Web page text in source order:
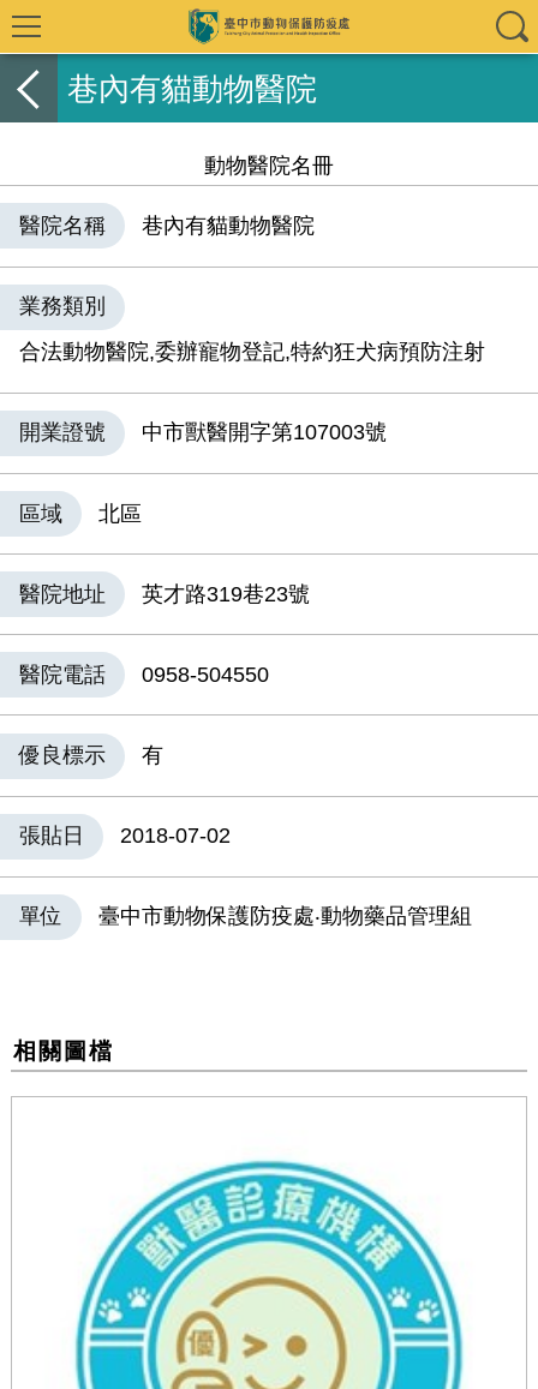
巷內有貓動物醫院
動物醫院名冊
醫院名稱 巷內有貓動物醫院
業務類別
合法動物醫院,委辦寵物登記,特約狂犬病預防注射
開業證號 中市獸醫開字第107003號
區域 北區
醫院地址 英才路319巷23號
醫院電話 0958-504550
優良標示 有
張貼日 2018-07-02
單位 臺中市動物保護防疫處‧動物藥品管理組
相關圖檔